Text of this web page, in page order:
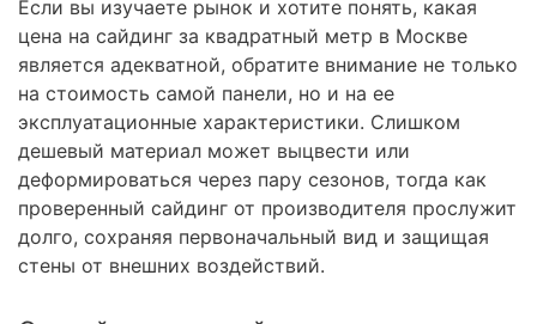
Если вы изучаете рынок и хотите понять, какая
цена на сайдинг за квадратный метр в Москве
является адекватной, обратите внимание не только
на стоимость самой панели, но и на ее
эксплуатационные характеристики. Слишком
дешевый материал может выцвести или
деформироваться через пару сезонов, тогда как
проверенный сайдинг от производителя прослужит
долго, сохраняя первоначальный вид и защищая
стены от внешних воздействий.